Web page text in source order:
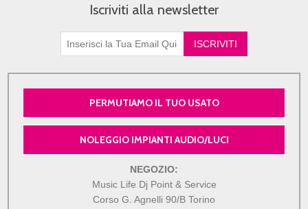
Iscriviti alla newsletter
PERMUTIAMO IL TUO USATO
NOLEGGIO IMPIANTI AUDIO/LUCI
NEGOZIO:
Music Life Dj Point & Service
Corso G. Agnelli 90/B Torino